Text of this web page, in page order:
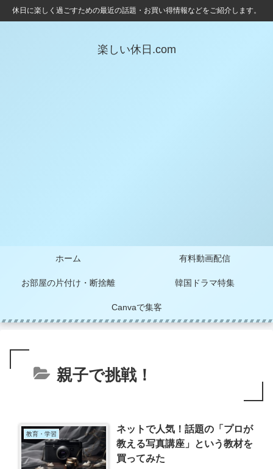
休日に楽しく過ごすための最近の話題・お買い得情報などをご紹介します。
楽しい休日.com
ホーム 有料動画配信
お部屋の片付け・断捨離 韓国ドラマ特集
Canvaで集客
親子で挑戦！
教育・学習
ネットで人気！話題の「プロが
教える写真講座」という教材を
買ってみた